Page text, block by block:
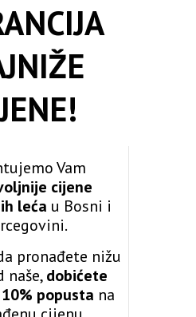
Vam
cijene
leća u Bosni i
pronađete nižu
naše,dobićete
popusta na